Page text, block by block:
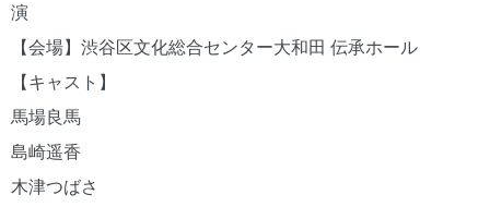
演
【会場】渋谷区文化総合センター大和田 伝承ホール
【キャスト】
馬場良馬
島崎遥香
木津つばさ